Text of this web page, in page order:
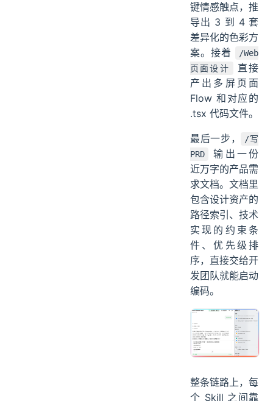
到视觉设计环
节，用
/视觉情
绪板
可以基于
用户旅程中的关
导出 3 到 4 套
差异化的色彩方
案。接着 /Web
页面设计 直接
产出多屏页面
Flow 和对应的
.tsx 代码文件。
最后一步， /写
PRD 输出一份
近万字的产品需
包含设计资产的
路径索引、技术
实现的约束条
序，直接交给开
发团队就能启动